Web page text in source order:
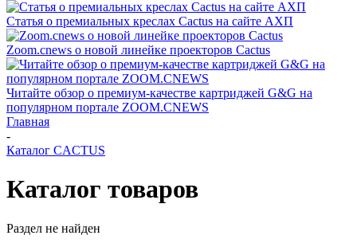
Статья о премиальных креслах Cactus на сайте АХП
Zoom.cnews о новой линейке проекторов Cactus
Читайте обзор о премиум-качестве картриджей G&G на
популярном портале ZOOM.CNEWS
Главная
-
Каталог CACTUS
Каталог товаров
Раздел не найден